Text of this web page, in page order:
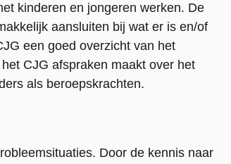
kinderen en jongeren werken. De
aansluiten bij wat er is en/of
een goed overzicht van het
CJG afspraken maakt over het
als beroepskrachten.
Door de kennis naar